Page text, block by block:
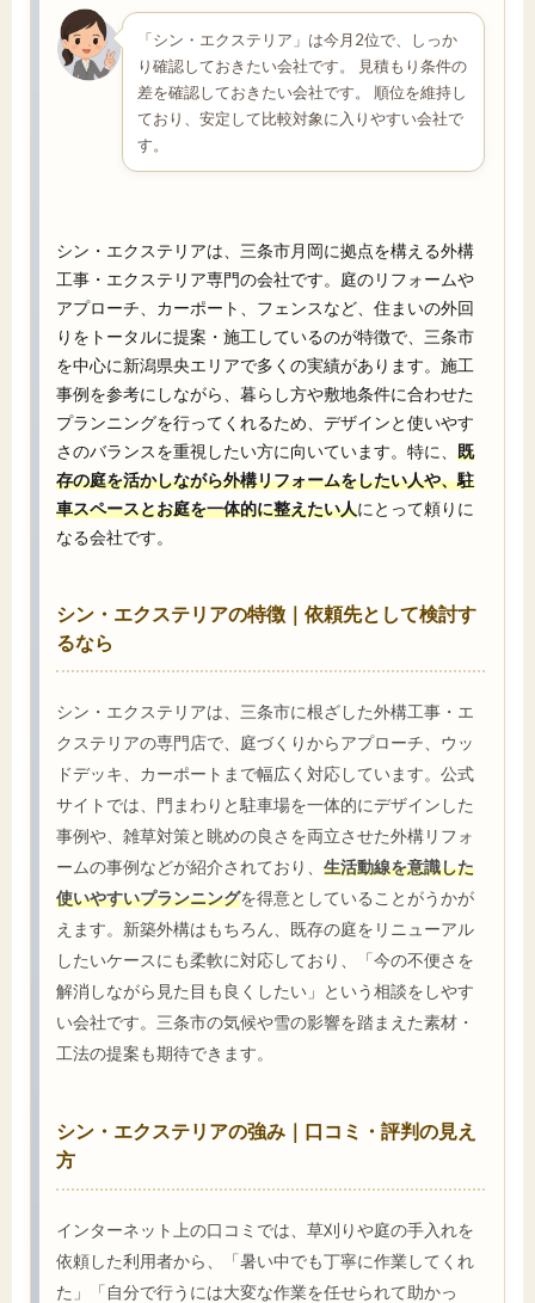
「シン・エクステリア」は今月2位で、しっか
り確認しておきたい会社です。 見積もり条件の
差を確認しておきたい会社です。 順位を維持し
ており、安定して比較対象に入りやすい会社で
す。
シン・エクステリアは、三条市月岡に拠点を構える外構
工事・エクステリア専門の会社です。庭のリフォームや
アプローチ、カーポート、フェンスなど、住まいの外回
りをトータルに提案・施工しているのが特徴で、三条市
を中心に新潟県央エリアで多くの実績があります。施工
事例を参考にしながら、暮らし方や敷地条件に合わせた
プランニングを行ってくれるため、デザインと使いやす
さのバランスを重視したい方に向いています。特に、 既
存の庭を活かしながら外構リフォームをしたい人や、駐
車スペースとお庭を一体的に整えたい人にとって頼りに
なる会社です。
シン・エクステリアの特徴｜依頼先として検討す
るなら
シン・エクステリアは、三条市に根ざした外構工事・エ
クステリアの専門店で、庭づくりからアプローチ、ウッ
ドデッキ、カーポートまで幅広く対応しています。公式
サイトでは、門まわりと駐車場を一体的にデザインした
事例や、雑草対策と眺めの良さを両立させた外構リフォ
ームの事例などが紹介されており、 生活動線を意識した
使いやすいプランニングを得意としていることがうかが
えます。新築外構はもちろん、既存の庭をリニューアル
したいケースにも柔軟に対応しており、「今の不便さを
解消しながら見た目も良くしたい」という相談をしやす
い会社です。三条市の気候や雪の影響を踏まえた素材・
工法の提案も期待できます。
シン・エクステリアの強み｜口コミ・評判の見え
方
インターネット上の口コミでは、草刈りや庭の手入れを
依頼した利用者から、「暑い中でも丁寧に作業してくれ
た」「自分で行うには大変な作業を任せられて助かっ